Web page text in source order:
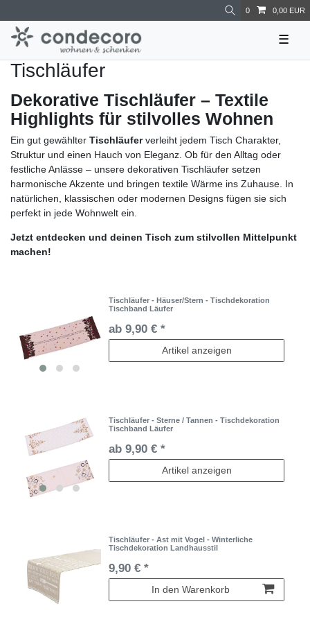
0 0,00 EUR
☰
Tischläufer
Dekorative Tischläufer – Textile
Highlights für stilvolles Wohnen
Ein gut gewählter Tischläuferverleiht jedem Tisch Charakter,
Struktur und einen Hauch von Eleganz. Ob für den Alltag oder
festliche Anlässe – unsere dekorativen Tischläufer setzen
harmonische Akzente und bringen textile Wärme ins Zuhause. In
natürlichen, klassischen oder modernen Designs fügen sie sich
perfekt in jede Wohnwelt ein.
Jetzt entdecken und deinen Tisch zum stilvollen Mittelpunkt
machen!
Tischläufer - Häuser/Stern - Tischdekoration
Tischband Läufer
ab 9,90 € *
Artikel anzeigen
Tischläufer - Sterne / Tannen - Tischdekoration
Tischband Läufer
ab 9,90 € *
Artikel anzeigen
Tischläufer - Ast mit Vogel - Winterliche
Tischdekoration Landhausstil
9,90 € *
In den Warenkorb